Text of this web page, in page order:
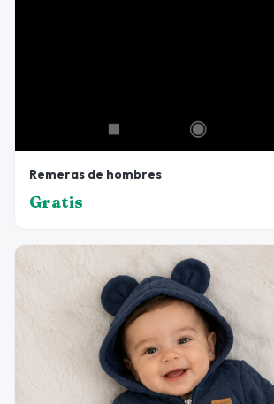
Remeras de hombres
Gratis